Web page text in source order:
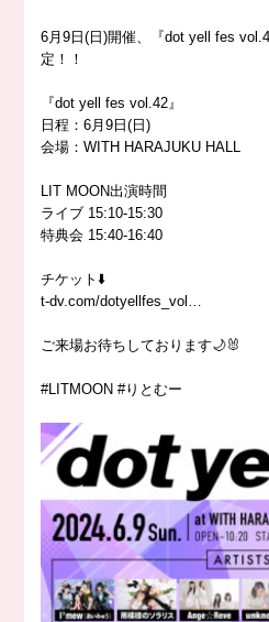
6月9日(日)開催、『dot yell fes
定！！
『dot yell fes vol.42』
日程：6月9日(日)
会場：WITH HARAJUKU HALL
LIT MOON出演時間
ライブ 15:10-15:30
特典会 15:40-16:40
チケット⬇️
t-dv.com/dotyellfes_vol…
ご来場お待ちしております🌙🐰
#LITMOON #りとむー